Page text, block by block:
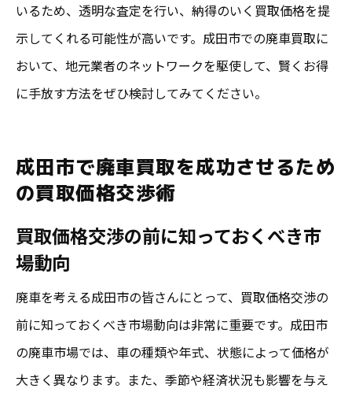
いるため、透明な査定を行い、納得のいく買取価格を提
示してくれる可能性が高いです。成田市での廃車買取に
おいて、地元業者のネットワークを駆使して、賢くお得
に手放す方法をぜひ検討してみてください。
成田市で廃車買取を成功させるため
の買取価格交渉術
買取価格交渉の前に知っておくべき市
場動向
廃車を考える成田市の皆さんにとって、買取価格交渉の
前に知っておくべき市場動向は非常に重要です。成田市
の廃車市場では、車の種類や年式、状態によって価格が
大きく異なります。また、季節や経済状況も影響を与え